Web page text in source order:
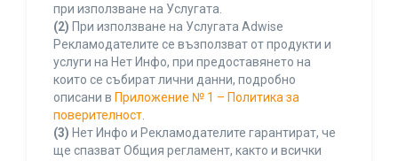
при използване на Услугата.
(2) При използване на Услугата Adwise
Рекламодателите се възползват от продукти и
услуги на Нет Инфо, при предоставянето на
които се събират лични данни, подробно
описани в Приложение № 1 – Политика за
поверителност.
(3) Нет Инфо и Рекламодателите гарантират, че
ще спазват Общия регламент, както и всички